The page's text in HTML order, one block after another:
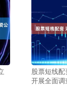
股票短线
开展全面调